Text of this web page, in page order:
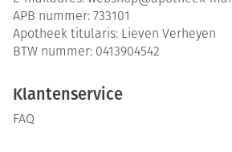
APB nummer: 733101
Apotheek titularis: Lieven Verheyen
BTW nummer: 0413904542
Klantenservice
FAQ